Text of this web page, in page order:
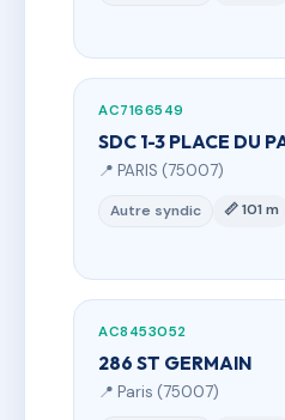
AC7166549
SDC 1-3 PLACE DU
📍 PARIS (75007)
Autre syndic 📏 101 m
AC8453052
286 ST GERMAIN
📍 Paris (75007)